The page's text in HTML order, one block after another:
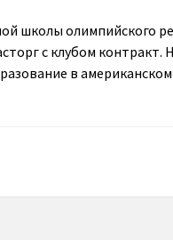
школы олимпийского
с клубом контракт.
в